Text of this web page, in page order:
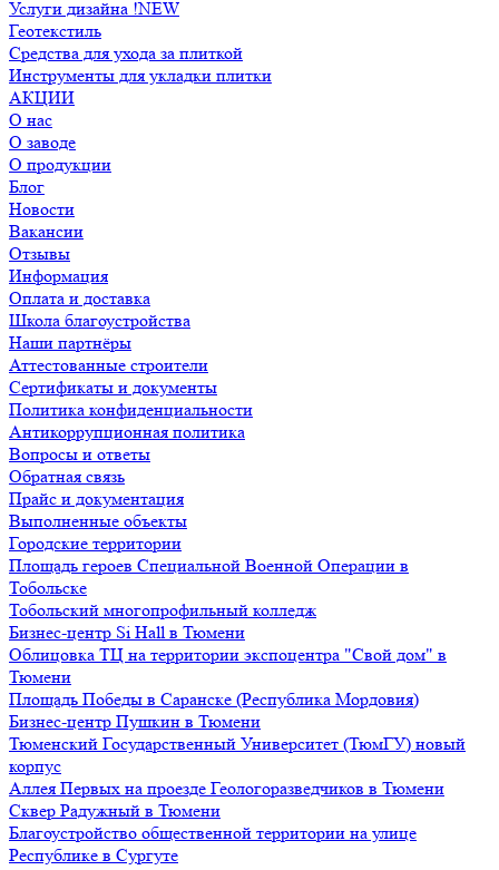
Услуги дизайна !NEW
Геотекстиль
Средства для ухода за плиткой
Инструменты для укладки плитки
АКЦИИ
О нас
О заводе
О продукции
Блог
Новости
Вакансии
Отзывы
Информация
Оплата и доставка
Школа благоустройства
Наши партнёры
Аттестованные строители
Сертификаты и документы
Политика конфиденциальности
Антикоррупционная политика
Вопросы и ответы
Обратная связь
Прайс и документация
Выполненные объекты
Городские территории
Площадь героев Специальной Военной Операции в
Тобольске
Тобольский многопрофильный колледж
Бизнес-центр Si Hall в Тюмени
Облицовка ТЦ на территории экспоцентра "Свой дом" в
Тюмени
Площадь Победы в Саранске (Республика Мордовия)
Бизнес-центр Пушкин в Тюмени
Тюменский Государственный Университет (ТюмГУ) новый
корпус
Аллея Первых на проезде Геологоразведчиков в Тюмени
Сквер Радужный в Тюмени
Благоустройство общественной территории на улице
Республике в Сургуте